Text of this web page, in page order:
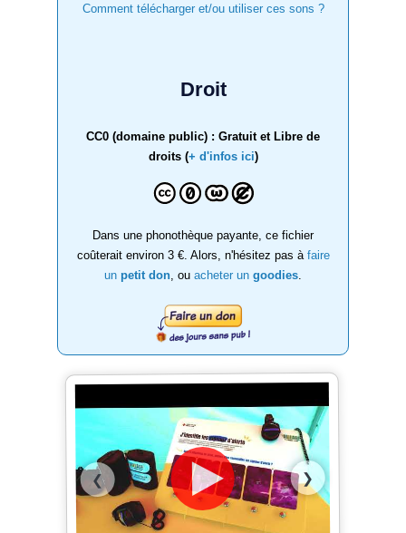
Comment télécharger et/ou utiliser ces sons ?
Droit
CC0 (domaine public) : Gratuit et Libre de
droits (+ d'infos ici)
Dans une phonothèque payante, ce fichier
coûterait environ 3 €. Alors, n'hésitez pas à faire
un petit don , ou acheter un goodies
❮ ❯